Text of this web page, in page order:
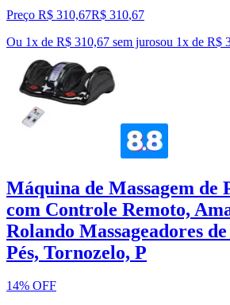
Preço R$ 310,67R$ 310,67
Ou 1x de R$ 310,67 sem jurosou 1x de R$
Máquina de Massagem de
com Controle Remoto,
Rolando Massageadores
Pés, Tornozelo, P
14% OFF